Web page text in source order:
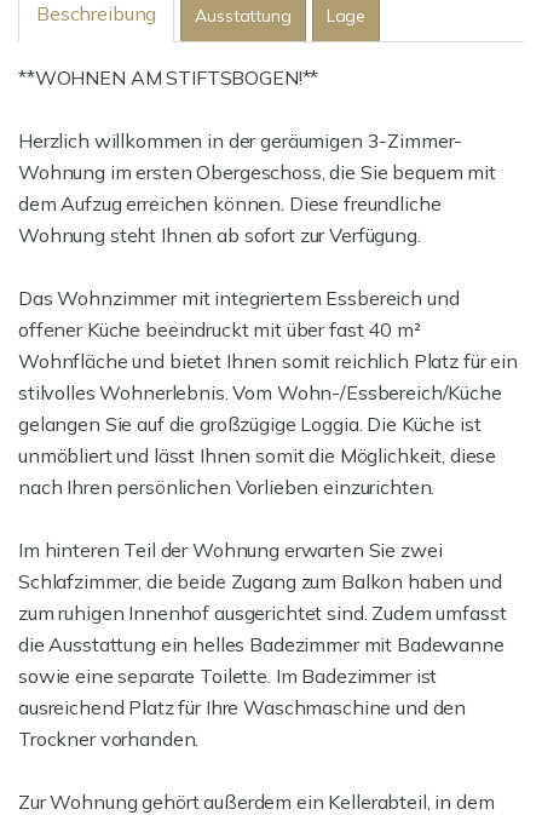
Beschreibung Ausstattung Lage
**WOHNEN AM STIFTSBOGEN!**
Herzlich willkommen in der geräumigen 3-Zimmer-
Wohnung im ersten Obergeschoss, die Sie bequem mit
dem Aufzug erreichen können. Diese freundliche
Wohnung steht Ihnen ab sofort zur Verfügung.
Das Wohnzimmer mit integriertem Essbereich und
offener Küche beeindruckt mit über fast 40 m²
Wohnfläche und bietet Ihnen somit reichlich Platz für ein
stilvolles Wohnerlebnis. Vom Wohn-/Essbereich/Küche
gelangen Sie auf die großzügige Loggia. Die Küche ist
unmöbliert und lässt Ihnen somit die Möglichkeit, diese
nach Ihren persönlichen Vorlieben einzurichten.
Im hinteren Teil der Wohnung erwarten Sie zwei
Schlafzimmer, die beide Zugang zum Balkon haben und
zum ruhigen Innenhof ausgerichtet sind. Zudem umfasst
die Ausstattung ein helles Badezimmer mit Badewanne
sowie eine separate Toilette. Im Badezimmer ist
ausreichend Platz für Ihre Waschmaschine und den
Trockner vorhanden.
Zur Wohnung gehört außerdem ein Kellerabteil, in dem